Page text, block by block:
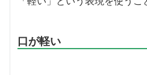
口が軽い